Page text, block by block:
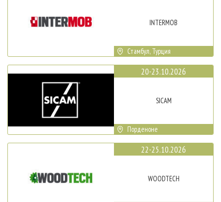
INTERMOB
Стамбул, Турция
20-23.10.2026
SICAM
Порденоне
22-25.10.2026
WOODTECH